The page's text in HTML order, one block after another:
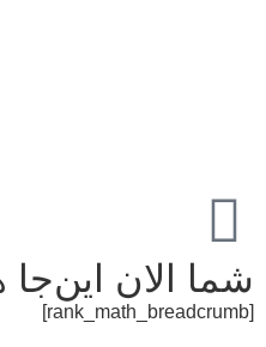
شما الان این‌جا
[rank_math_breadcrumb]